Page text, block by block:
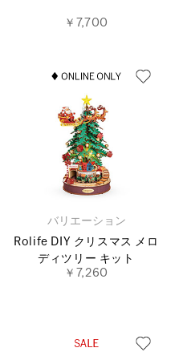
￥7,700
バリエーション
Rolife DIY クリスマス メロ
ディツリー キット
￥7,260